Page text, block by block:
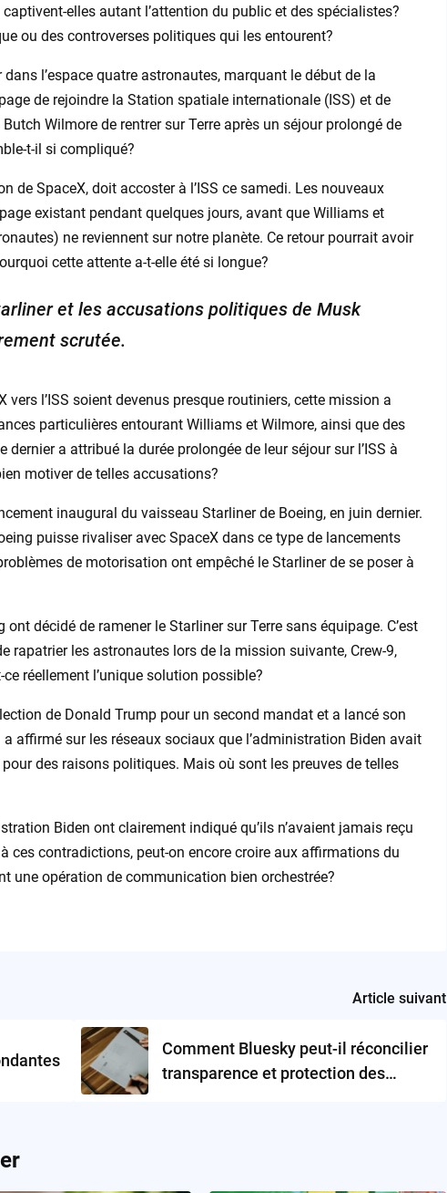
elles autant l’attention du public et des spécialistes?
ou des controverses politiques qui les entourent?
l’espace quatre astronautes, marquant le début de la
de rejoindre la Station spatiale internationale (ISS) et de
Wilmore de rentrer sur Terre après un séjour prolongé de
t-il si compliqué?
de SpaceX, doit accoster à l’ISS ce samedi. Les nouveaux
existant pendant quelques jours, avant que Williams et
ne reviennent sur notre planète. Ce retour pourrait avoir
cette attente a-t-elle été si longue?
et les accusations politiques de Musk
scrutée.
vers l’ISS soient devenus presque routiniers, cette mission a
particulières entourant Williams et Wilmore, ainsi que des
dernier a attribué la durée prolongée de leur séjour sur l’ISS à
motiver de telles accusations?
inaugural du vaisseau Starliner de Boeing, en juin dernier.
puisse rivaliser avec SpaceX dans ce type de lancements
de motorisation ont empêché le Starliner de se poser à
décidé de ramener le Starliner sur Terre sans équipage. C’est
rapatrier les astronautes lors de la mission suivante, Crew-9,
réellement l’unique solution possible?
de Donald Trump pour un second mandat et a lancé son
affirmé sur les réseaux sociaux que l’administration Biden avait
des raisons politiques. Mais où sont les preuves de telles
Biden ont clairement indiqué qu’ils n’avaient jamais reçu
ces contradictions, peut-on encore croire aux affirmations du
une opération de communication bien orchestrée?
Article suivant
Comment Bluesky peut-il réconcilier
transparence et protection des